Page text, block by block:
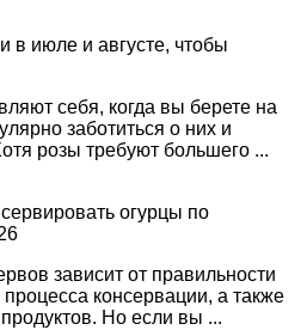
в июле и августе, чтобы
себя, когда вы берете на
заботиться о них и
розы требуют большего ...
огурцы по
зависит от правильности
консервации, а также
Но если вы ...